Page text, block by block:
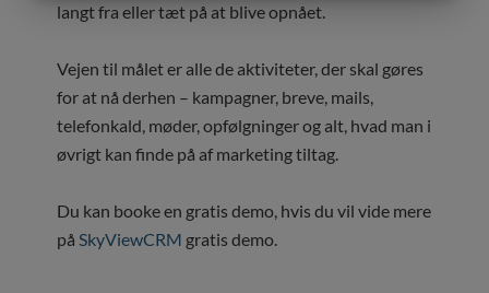
langt fra eller tæt på at blive opnået.
Vejen til målet er alle de aktiviteter, der skal gøres
for at nå derhen – kampagner, breve, mails,
telefonkald, møder, opfølgninger og alt, hvad man i
øvrigt kan finde på af marketing tiltag.
Du kan booke en gratis demo, hvis du vil vide mere
påSkyViewCRM gratis demo.